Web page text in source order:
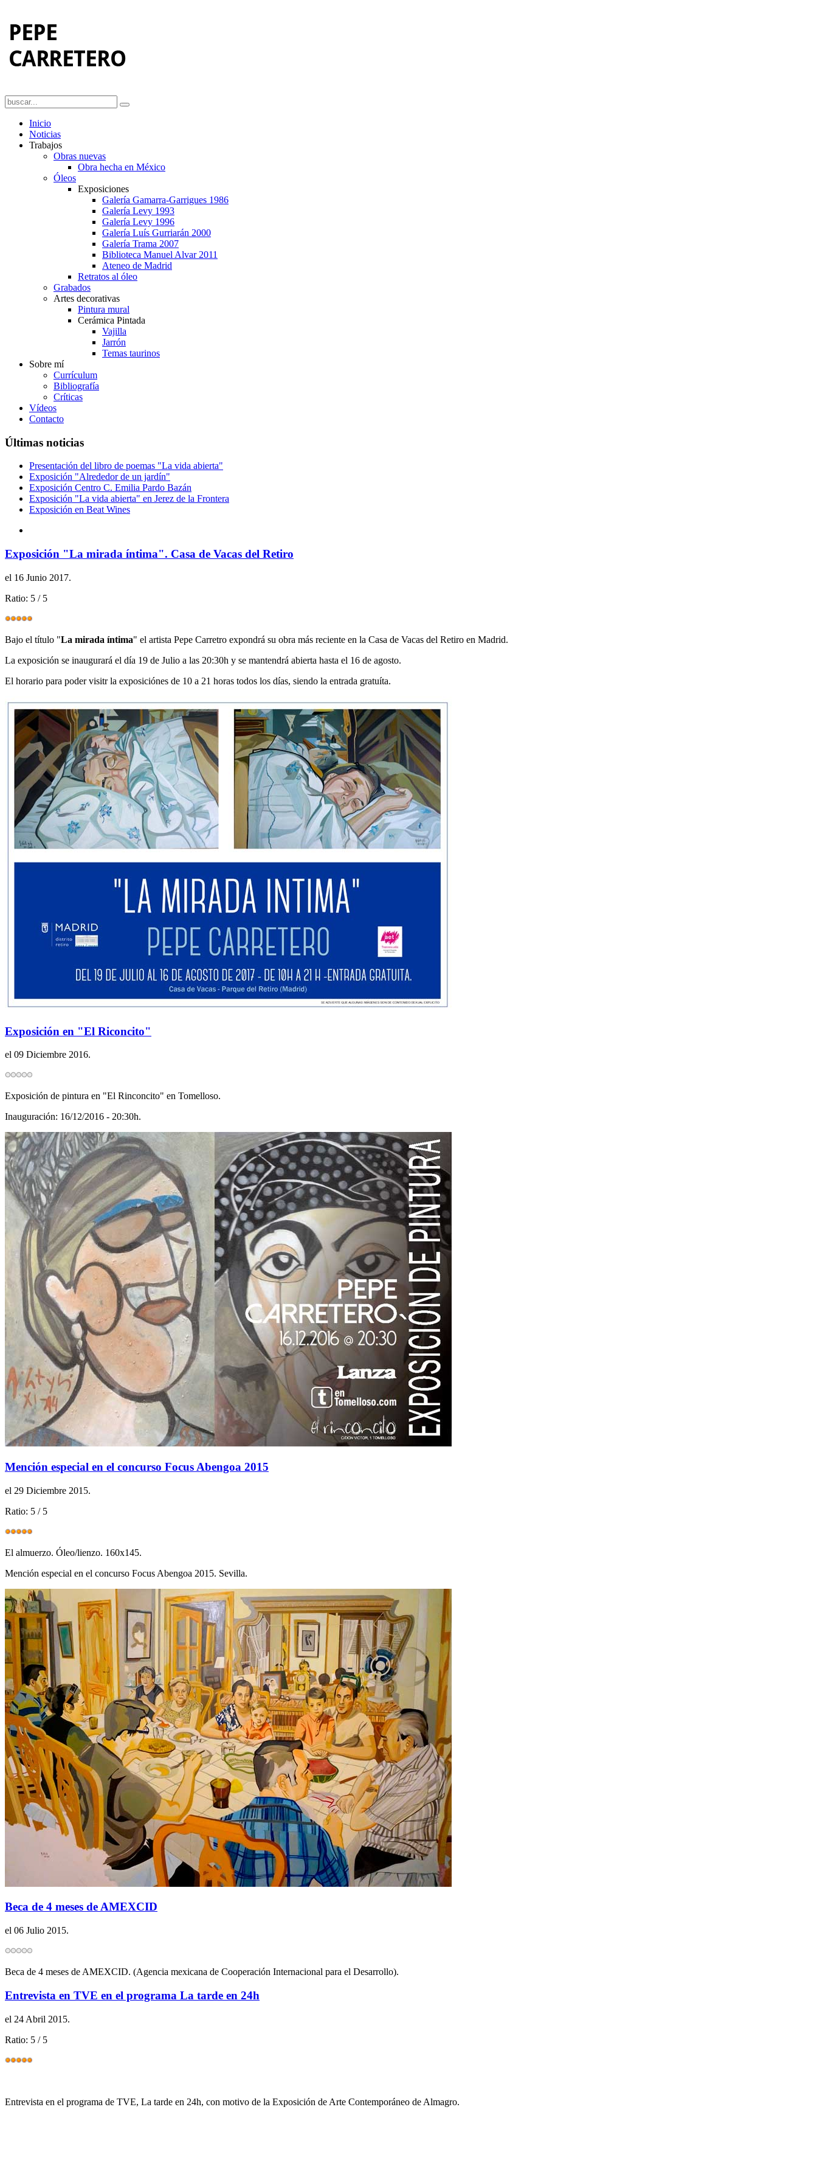
Inicio
Noticias
Trabajos
Obras nuevas
Obra hecha en México
Óleos
Exposiciones
Galería Gamarra-Garrigues 1986
Galería Levy 1993
Galería Levy 1996
Galería Luís Gurriarán 2000
Galería Trama 2007
Biblioteca Manuel Alvar 2011
Ateneo de Madrid
Retratos al óleo
Grabados
Artes decorativas
Pintura mural
Cerámica Pintada
Vajilla
Jarrón
Temas taurinos
Sobre mí
Currículum
Bibliografía
Críticas
Vídeos
Contacto
Últimas noticias
Presentación del libro de poemas "La vida abierta"
Exposición "Alrededor de un jardín"
Exposición Centro C. Emilia Pardo Bazán
Exposición "La vida abierta" en Jerez de la Frontera
Exposición en Beat Wines
Exposición "La mirada íntima". Casa de Vacas del Retiro
el 16 Junio 2017.
Ratio: 5 / 5
Bajo el título "La mirada íntima" el artista Pepe Carretro expondrá su obra más reciente en la Casa de Vacas del Retiro en Madrid.
La exposición se inaugurará el día 19 de Julio a las 20:30h y se mantendrá abierta hasta el 16 de agosto.
El horario para poder visitr la exposiciónes de 10 a 21 horas todos los días, siendo la entrada gratuíta.
Exposición en "El Riconcito"
el 09 Diciembre 2016.
Exposición de pintura en "El Rinconcito" en Tomelloso.
Inauguración: 16/12/2016 - 20:30h.
Mención especial en el concurso Focus Abengoa 2015
el 29 Diciembre 2015.
Ratio: 5 / 5
El almuerzo. Óleo/lienzo. 160x145.
Mención especial en el concurso Focus Abengoa 2015. Sevilla.
Beca de 4 meses de AMEXCID
el 06 Julio 2015.
Beca de 4 meses de AMEXCID. (Agencia mexicana de Cooperación Internacional para el Desarrollo).
Entrevista en TVE en el programa La tarde en 24h
el 24 Abril 2015.
Ratio: 5 / 5
Entrevista en el programa de TVE, La tarde en 24h, con motivo de la Exposición de Arte Contemporáneo de Almagro.